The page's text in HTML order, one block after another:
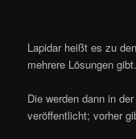
Lapidar heißt es zu
mehrere Lösungen
Die werden dann in
veröffentlicht; vorher